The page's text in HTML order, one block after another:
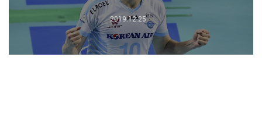
2019.12.25